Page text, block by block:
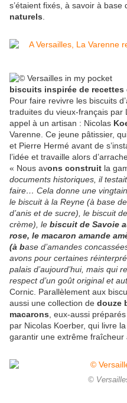
s’étaient fixés, à savoir à
naturels
biscuits inspirée de recettes
Pour faire revivre les biscuits
traduites du vieux-français par
appel à un artisan : Nicolas
Varenne. Ce jeune pâtissier,
et Pierre Hermé avant de
l’idée et travaille alors
« Nous avons construit la
documents historiques, il
faire… Cela donne une
le biscuit à la Reyne (à base
d’anis et de sucre), le biscuit
crème), le biscuit de Savoie
rose, le macaron amande
(à base d’amandes
avons pour certaines
palais d’aujourd’hui, mais qui
respect d’un goût original et
Cornic. Parallèlement aux
aussi une collection de douze
macarons , eux-aussi
par Nicolas Koerber, qui livre
garantir une extrême fraîcheur
©